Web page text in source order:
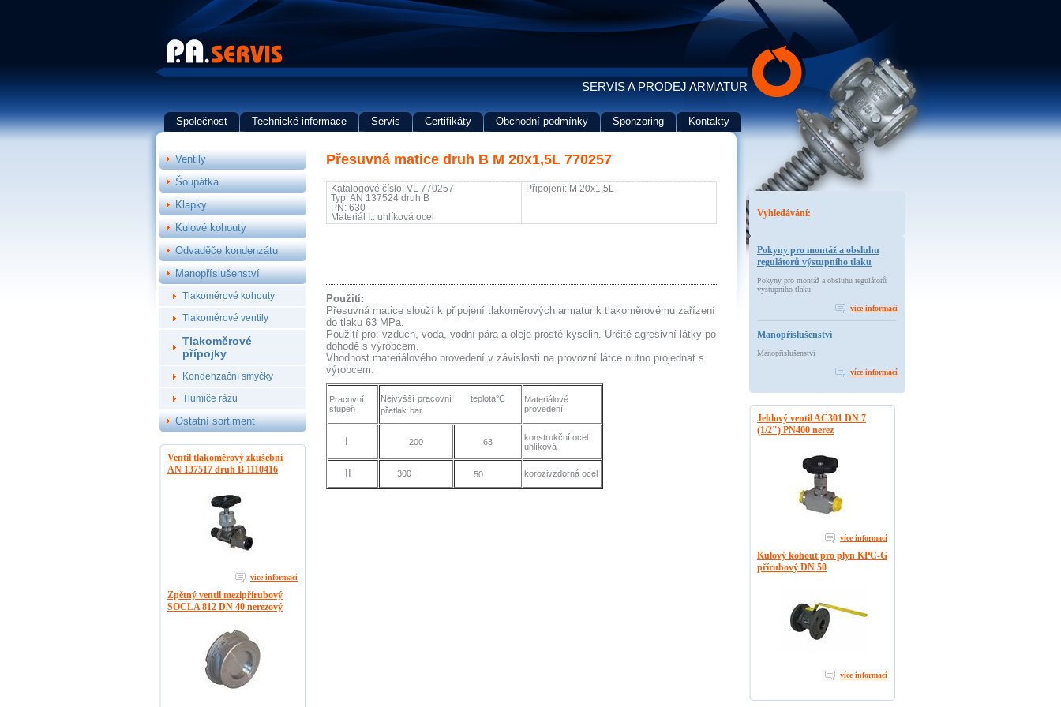
SERVIS A PRODEJ ARMATUR
Společnost Technické informace Servis Certifikáty Obchodní podmínky Sponzoring Kontakty
Ventily
Šoupátka
Klapky
Kulové kohouty
Odvaděče kondenzátu
Manopříslušenství
Tlakoměrové kohouty
Tlakoměrové ventily
Tlakoměrové
přípojky
Kondenzační smyčky
Tlumiče rázu
Ostatní sortiment
Ventil tlakoměrový zkušební
AN 137517 druh B 1110416
více informací
Zpětný ventil mezipřírubový
SOCLA 812 DN 40 nerezový
Přesuvná matice druh B M 20x1,5L 770257
Katalogové číslo: VL 770257
Typ: AN 137524 druh B
PN: 630
Materiál I.: uhlíková ocel
Připojení: M 20x1,5L
Použití:
Přesuvná matice slouží k připojení tlakoměrových armatur k tlakoměrovému zařízení
do tlaku 63 MPa.
Použití pro: vzduch, voda, vodní pára a oleje prosté kyselin. Určité agresivní látky po
dohodě s výrobcem.
Vhodnost materiálového provedení v závislosti na provozní látce nutno projednat s
výrobcem.
Pracovní
stupeň
Nejvyšší pracovní
teplota°C
přetlak bar
Materiálové
provedení
200 63 konstrukční ocel
uhlíková
300 50 korozivzdorná ocel
Vyhledávání:
Pokyny pro montáž a obsluhu
regulátorů výstupního tlaku
Pokyny pro montáž a obsluhu regulátorů
výstupního tlaku
více informací
Manopříslušenství
Manopříslušenství
více informací
Jehlový ventil AC301 DN 7
(1/2") PN400 nerez
více informací
Kulový kohout pro plyn KPC-G
přírubový DN 50
více informací